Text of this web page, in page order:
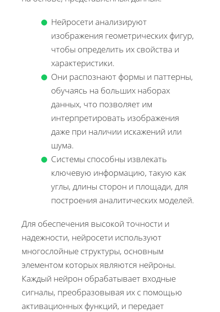
Нейросети анализируют
изображения геометрических фигур,
чтобы определить их свойства и
характеристики.
Они распознают формы и паттерны,
обучаясь на больших наборах
данных, что позволяет им
интерпретировать изображения
даже при наличии искажений или
шума.
Системы способны извлекать
ключевую информацию, такую как
углы, длины сторон и площади, для
построения аналитических моделей.
Для обеспечения высокой точности и
надежности, нейросети используют
многослойные структуры, основным
элементом которых являются нейроны.
Каждый нейрон обрабатывает входные
сигналы, преобразовывая их с помощью
активационных функций, и передает